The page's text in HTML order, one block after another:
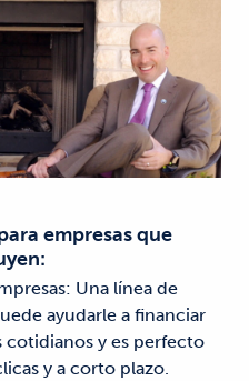
empresas que
Una línea de
ayudarle a financiar
cotidianos y es perfecto
y a corto plazo.